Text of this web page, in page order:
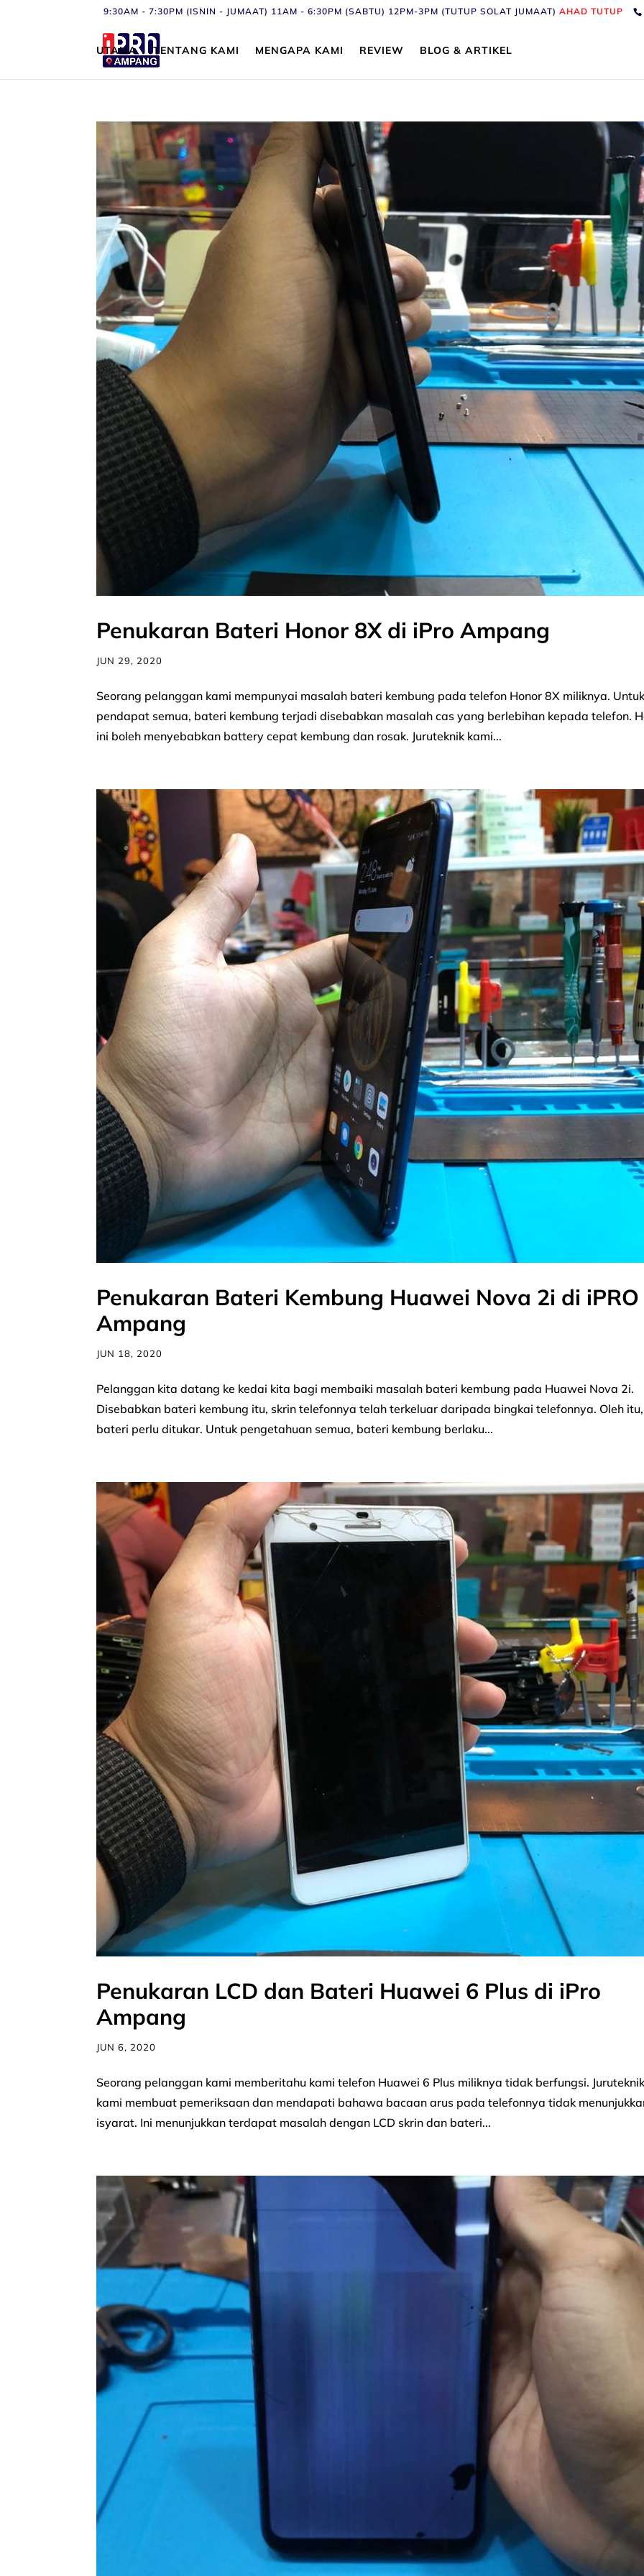
9:30AM - 7:30PM (ISNIN - JUMAAT) 11AM - 6:30PM (SABTU) 12PM-3PM (TUTUP SOLAT JUMAAT)AHAD TUTUP
UTAMA TENTANG KAMI MENGAPA KAMI REVIEW BLOG & ARTIKEL
Penukaran Bateri Honor 8X di iPro Ampang
JUN 29, 2020
Seorang pelanggan kami mempunyai masalah bateri kembung pada telefon Honor 8X miliknya.
pendapat semua, bateri kembung terjadi disebabkan masalah cas yang berlebihan kepada telefon.
ini boleh menyebabkan battery cepat kembung dan rosak. Juruteknik kami...
Penukaran Bateri Kembung Huawei Nova 2i di iPRO
Ampang
JUN 18, 2020
Pelanggan kita datang ke kedai kita bagi membaiki masalah bateri kembung pada Huawei Nova 2i.
Disebabkan bateri kembung itu, skrin telefonnya telah terkeluar daripada bingkai telefonnya. Oleh itu,
bateri perlu ditukar. Untuk pengetahuan semua, bateri kembung berlaku...
Penukaran LCD dan Bateri Huawei 6 Plus di iPro
Ampang
JUN 6, 2020
Seorang pelanggan kami memberitahu kami telefon Huawei 6 Plus miliknya tidak berfungsi.
kami membuat pemeriksaan dan mendapati bahawa bacaan arus pada telefonnya tidak
isyarat. Ini menunjukkan terdapat masalah dengan LCD skrin dan bateri...